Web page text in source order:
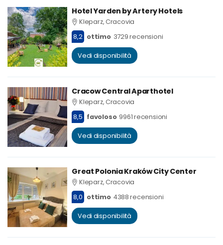
Hotel Yarden by Artery Hotels
Kleparz, Cracovia
8,2 ottimo 3729 recensioni
Vedi disponibilità
Cracow Central Aparthotel
Kleparz, Cracovia
8,5 favoloso 9961 recensioni
Vedi disponibilità
Great Polonia Kraków City Center
Kleparz, Cracovia
8,0 ottimo 4388 recensioni
Vedi disponibilità